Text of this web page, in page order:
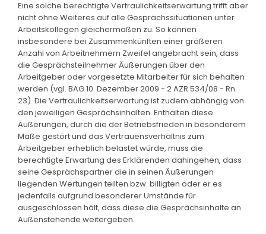
Eine solche berechtigte Vertraulichkeitserwartung trifft aber
nicht ohne Weiteres auf alle Gesprächssituationen unter
Arbeitskollegen gleichermaßen zu. So können
insbesondere bei Zusammenkünften einer größeren
Anzahl von Arbeitnehmern Zweifel angebracht sein, dass
die Gesprächsteilnehmer Äußerungen über den
Arbeitgeber oder vorgesetzte Mitarbeiter für sich behalten
werden (vgl. BAG 10. Dezember 2009 - 2 AZR 534/08 - Rn.
23). Die Vertraulichkeitserwartung ist zudem abhängig von
den jeweiligen Gesprächsinhalten. Enthalten diese
Äußerungen, durch die der Betriebsfrieden in besonderem
Maße gestört und das Vertrauensverhältnis zum
Arbeitgeber erheblich belastet würde, muss die
berechtigte Erwartung des Erklärenden dahingehen, dass
seine Gesprächspartner die in seinen Äußerungen
liegenden Wertungen teilten bzw. billigten oder er es
jedenfalls aufgrund besonderer Umstände für
ausgeschlossen hält, dass diese die Gesprächsinhalte an
Außenstehende weitergeben.